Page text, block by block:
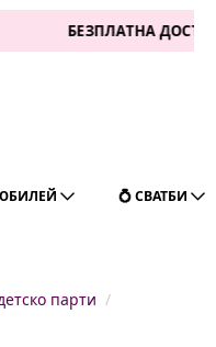
БЕЗПЛАТНА ДОСТАВКА ЗА 1
💍 СВАТБИ
парти